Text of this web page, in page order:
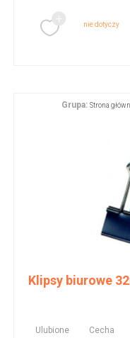
nie dotyczy
Grupa: Strona
Klipsy biurowe
Ulubione Cecha